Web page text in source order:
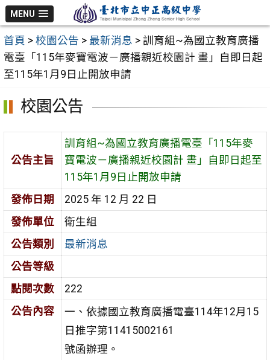
跳
至
主
要
內
MENU
首頁 > 校園公告 > 最新消息 > 訓育組~為國立教育廣播
電臺「115年麥寶電波－廣播親近校園計 畫」自即日起
至115年1月9日止開放申請
校園公告
公告主旨
訓育組~為國立教育廣播電臺「115年麥
寶電波－廣播親近校園計 畫」自即日起至
115年1月9日止開放申請
發佈日期
2025 年 12 月 22 日
發佈單位
衛生組
公告類別
最新消息
公告等級
點閱次數
222
公告內容
一、依據國立教育廣播電臺114年12月15
日推字第11415002161
號函辦理。